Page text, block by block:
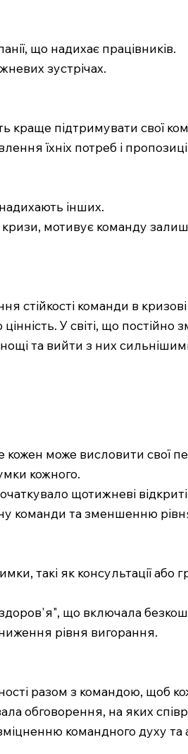
що надихає працівників.
зустрічах.
краще підтримувати свої
їхніх потреб і
інших.
мотивує команду
команди в
У світі, що постійно
та вийти з них
кожен може висловити свої
кожного.
щотижневі
команди та зменшенню
такі як консультації
що включала
рівня вигорання.
разом з командою, щоб
обговорення, на яких
командного духу та